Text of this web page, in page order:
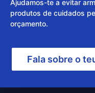
Ajudamos-te a evitar
produtos de cuidados
orçamento.
Fala sobre o